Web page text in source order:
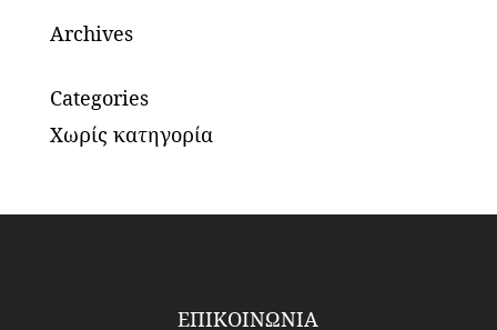
Archives
Categories
Χωρίς κατηγορία
ΕΠΙΚΟΙΝΩΝΙΑ